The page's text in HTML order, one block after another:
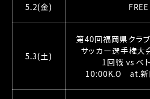
5.2(金) FREE
5.3(土)
第40回福岡県クラ
サッカー選手権大
1回戦 vs ベ
10:00K.O at.新